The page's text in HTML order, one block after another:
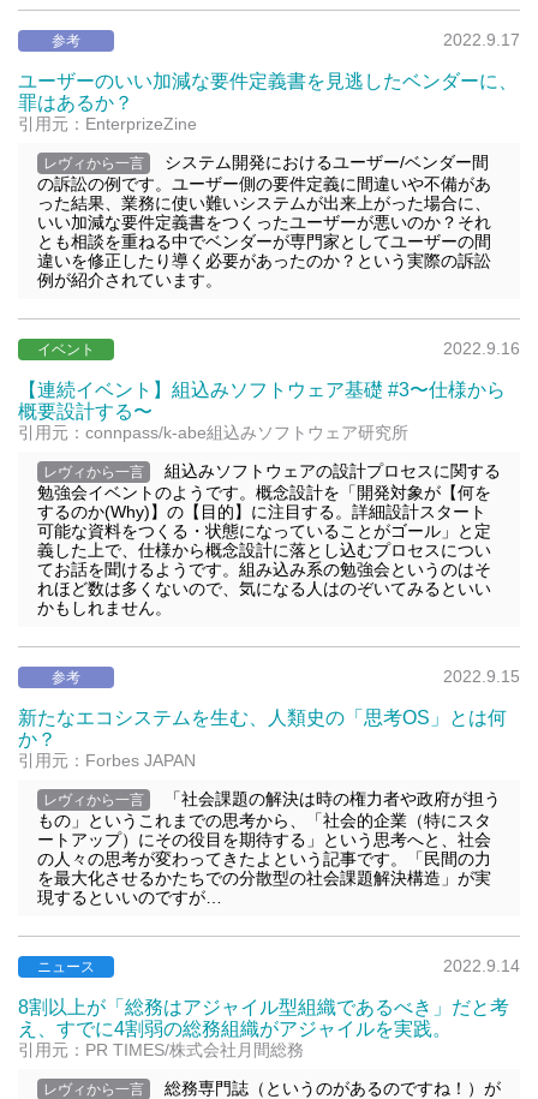
参考 2022.9.17
ユーザーのいい加減な要件定義書を見逃したベンダーに、
罪はあるか？
引用元：EnterprizeZine
レヴィから一言
システム開発におけるユーザー/ベンダー間
の訴訟の例です。ユーザー側の要件定義に間違いや不備があ
った結果、業務に使い難いシステムが出来上がった場合に、
いい加減な要件定義書をつくったユーザーが悪いのか？それ
とも相談を重ねる中でベンダーが専門家としてユーザーの間
違いを修正したり導く必要があったのか？という実際の訴訟
例が紹介されています。
イベント 2022.9.16
【連続イベント】組込みソフトウェア基礎 #3〜仕様から
概要設計する〜
引用元：connpass/k-abe組込みソフトウェア研究所
レヴィから一言
組込みソフトウェアの設計プロセスに関する
勉強会イベントのようです。概念設計を「開発対象が【何を
するのか(Why)】の【目的】に注目する。詳細設計スタート
可能な資料をつくる・状態になっていることがゴール」と定
義した上で、仕様から概念設計に落とし込むプロセスについ
てお話を聞けるようです。組み込み系の勉強会というのはそ
れほど数は多くないので、気になる人はのぞいてみるといい
かもしれません。
参考 2022.9.15
新たなエコシステムを生む、人類史の「思考OS」とは何
か？
引用元：Forbes JAPAN
レヴィから一言
「社会課題の解決は時の権力者や政府が担う
もの」というこれまでの思考から、「社会的企業（特にスタ
ートアップ）にその役目を期待する」という思考へと、社会
の人々の思考が変わってきたよという記事です。「民間の力
を最大化させるかたちでの分散型の社会課題解決構造」が実
現するといいのですが…
ニュース 2022.9.14
8割以上が「総務はアジャイル型組織であるべき」だと考
え、すでに4割弱の総務組織がアジャイルを実践。
引用元：PR TIMES/株式会社月間総務
レヴィから一言
総務専門誌（というのがあるのですね！）が